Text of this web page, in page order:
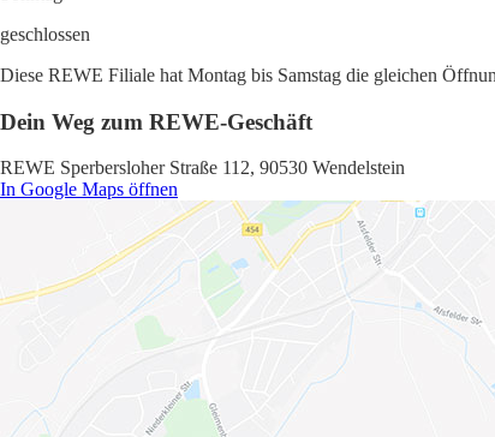
geschlossen
Diese REWE Filiale hat Montag bis Samstag die gleichen
Dein Weg zum REWE-Geschäft
REWE Sperbersloher Straße 112, 90530 Wendelstein
In Google Maps öffnen